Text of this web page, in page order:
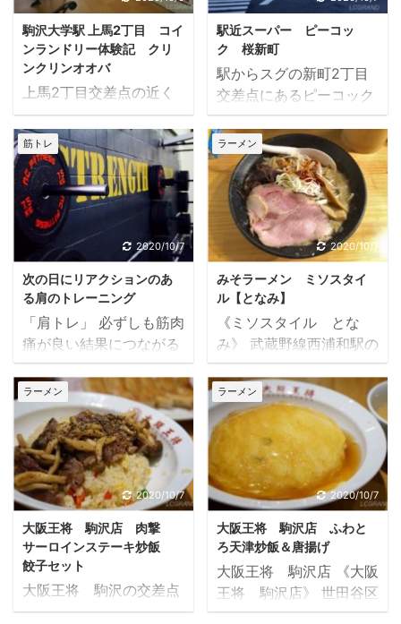
ニューはざっとこんな感
じです。 ・ベンチプレ
ス 4、5セッ ...
気がします。 トレーニン
グはどれもきついです
が、足トレ ...
たが、 殿筋又はその辺り
を痛めてしまいやってい
ません。 やっている時は
5セット～7セットほどや
っていましたが、非常に
だと思います。 現在43
歳の私はデッドリフトの
次の日の疲労がとても強
かったです。 階段もやや
辛く、立っているのもし
んどい時がありました。
自分だけかと思いました
がジム仲間の若い20代の
方もデ ...
んなものでしょうか。 う
わさを聞きつけ早速行っ
てきました。 《ラーメ
ン 無道》 埼玉県さいた
ま市桜区田島2-17-10 ス
トイックなメニュー この
日はお昼の開店時間ぎり
ぎりの14：30手前にくら
いにお店に入りました。
券売機で食券を買いま
す。 メニューはラーメン
のみ。 その他は麺と肉の
調整と青森ニンニ ...
駒沢大学駅 上馬2丁目 コイ
ンランドリー体験記 クリ
ンクリンオオバ
上馬2丁目交差点の近く
にある大型コインランド
リー 世田谷区上馬2丁目
にある大型コインランド
リー。 三軒茶屋駅と駒沢
大学駅の間の上馬の交差
点。 そこのオリジン弁当
に向かって左に少し行っ
たところにあります。 乾
燥機は９台あります。 そ
の他大量の衣類や布団類
なども洗える大型の洗濯
機もあります。 コンビニ
トアも近くに欲しいです
が、コインランドリーも
あるとやっぱり便利で
す。 天気が悪い日が続い
た時は重宝しますね。 今
回はココ上馬交差点にあ
る《クリンクリンオオ
バ》さんに行ってきまし
た。 ★他のコ ...
駅近スーパー ピーコッ
ク 桜新町
駅からスグの新町2丁目
交差点にあるピーコック
桜新町店。 桜新町のスー
パー《ピーコック 桜新
町店》。 駅から1分ほど
の場所にあります。 新町
2丁目交差点のすぐで
す。 営業時間は、9：00
～22：50まで。 小腹も
空いたのでピーコックで
買い物をしました。 《ピ
ーコック 桜新町》 東京
都世田谷区新町2-37-12
焼きいも ホクホクの焼き
いも 今やいろんなところ
で手に入る『焼きい
も』。 季節柄ここピーコ
ックでも販売していまし
た。 機械で保温されてい
る姿、そして臭いにつら
れ選びました。 ちょっと
温めが足りない感じ ...
筋トレ
2020/10/7
次の日にリアクションのあ
る肩のトレーニング
「肩トレ」 必ずしも筋肉
痛が良い結果につながる
わけではないでしょう
が、次の日の体のリアク
ションは、 良いトレーニ
ングができたかできなか
ったかのある目安にして
います。 ですが、肩のト
レーニングでは、今まで
筋肉痛になったことがあ
りません。 もちろん初め
てジムなどでトレーニン
グしたときはいろんなと
ころが筋肉痛になります
ラーメン
2020/10/7
みそラーメン ミソスタイ
ル【となみ】
《ミソスタイル とな
み》 武蔵野線西浦和駅の
みそラーメン専門店、
《となみ》さん。 メニュ
ーはみそのラーメンとつ
け麺のみ。 あとは麺の量
とトッピングだけで、ま
さにみそラーメンの専門
店です。 うわさを聞きつ
け食べてきました。
《ミソスタイル とな
み》 埼玉県さいたま市桜
区田島5-22-26 武蔵野線
西浦和駅から歩いて1分
ラーメン
2020/10/7
大阪王将 駒沢店 肉撃
サーロインステーキ炒飯
餃子セット
大阪王将 駒沢の交差点
にあります。 《大阪王
ラーメン
2020/10/7
大阪王将 駒沢店 ふわと
ろ天津炒飯＆唐揚げ
大阪王将 駒沢店 《大阪
王将 駒沢店》 世田谷区
で唯一の大阪王将です。